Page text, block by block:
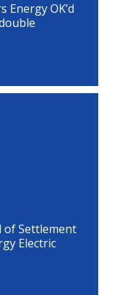
Energy OK’d
of Settlement
Electric